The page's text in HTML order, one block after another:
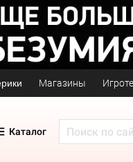
Магазины
Каталог